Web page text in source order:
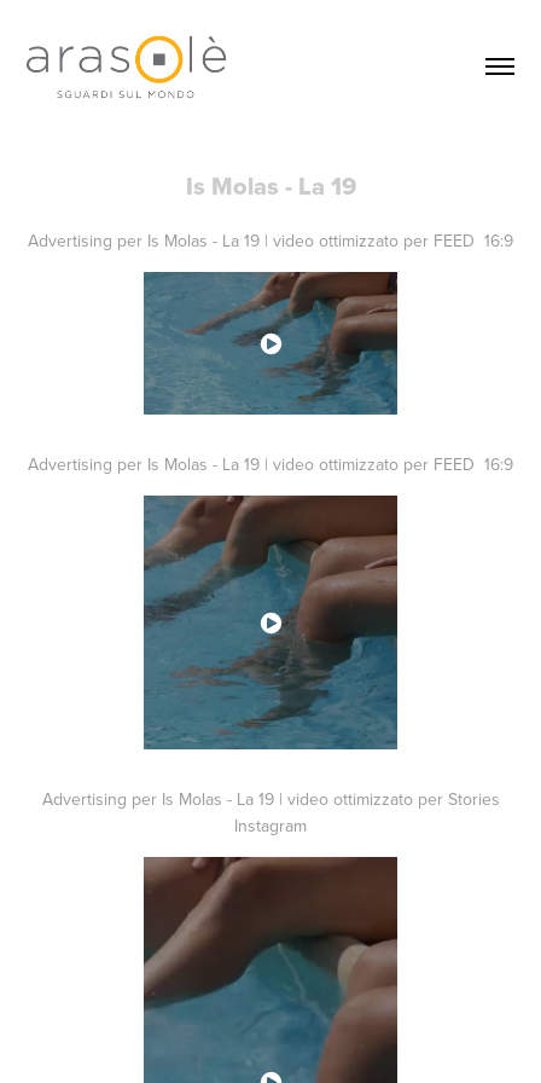
Is Molas - La 19
Advertising per Is Molas - La 19 | video ottimizzato per FEED 16:9
Advertising per Is Molas - La 19 | video ottimizzato per FEED 16:9
Advertising per Is Molas - La 19 | video ottimizzato per Stories
Instagram